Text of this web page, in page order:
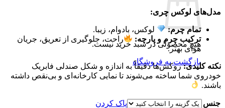
هیچ محصولی در سبد خرید نیست.
بازگشت به فروشگاه
مدل‌های لوکس چری:
تمام چرم:
لوکس، بادوام، زیبا.
ترکیب چرم و پارچه:
راحت، جلوگیری از تعریق، جریان
هوای بهتر.
نکته کلیدی:روکش‌ها دقیقاً به اندازه و شکل صندلی فابریک
خودروی شما ساخته می‌شوند تا نمایی کارخانه‌ای و بی‌نقص داشته
باشند.
جنس
پاک کردن